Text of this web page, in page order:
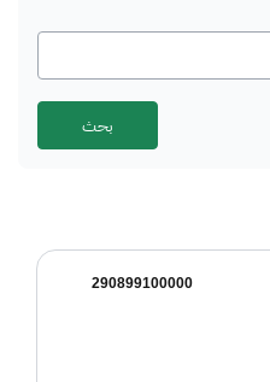
290899100000